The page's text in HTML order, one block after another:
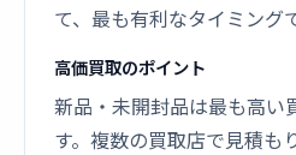
て、最も有利なタイミング
高価買取のポイント
新品・未開封品は最も高い
す。複数の買取店で見積も